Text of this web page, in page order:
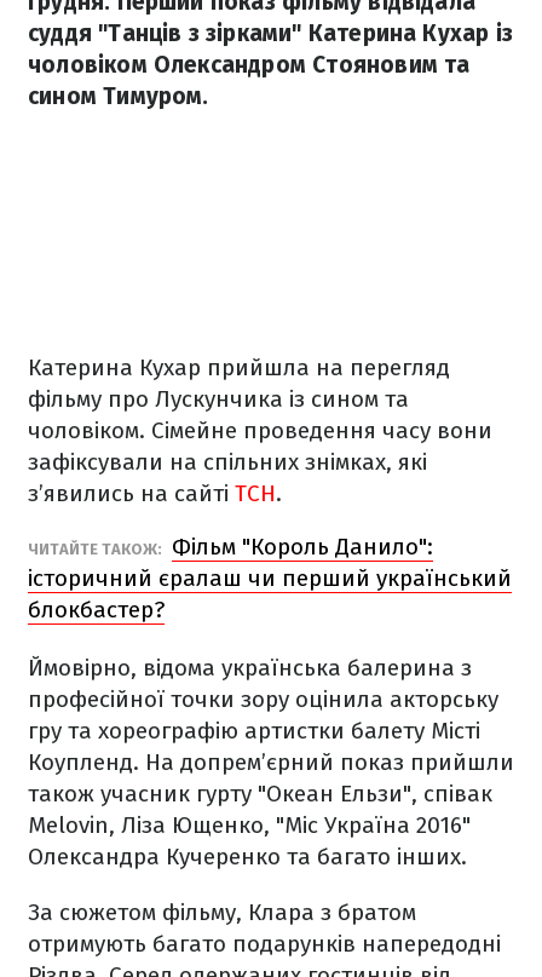
суддя "Танців з зірками" Катерина Кухар із
чоловіком Олександром Стояновим та
сином Тимуром.
Катерина Кухар прийшла на перегляд
фільму про Лускунчика із сином та
чоловіком. Сімейне проведення часу вони
зафіксували на спільних знімках, які
з’явились на сайті ТСН.
ЧИТАЙТЕ ТАКОЖ:
Фільм "Король Данило":
історичний єралаш чи перший український
блокбастер?
Ймовірно, відома українська балерина з
професійної точки зору оцінила акторську
гру та хореографію артистки балету Місті
Коупленд. На допрем’єрний показ прийшли
також учасник гурту "Океан Ельзи", співак
Melovin, Ліза Ющенко, "Міс Україна 2016"
Олександра Кучеренко та багато інших.
За сюжетом фільму, Клара з братом
отримують багато подарунків напередодні